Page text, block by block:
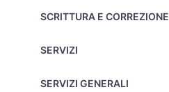
SCRITTURA E CORREZIONE
SERVIZI
SERVIZI GENERALI